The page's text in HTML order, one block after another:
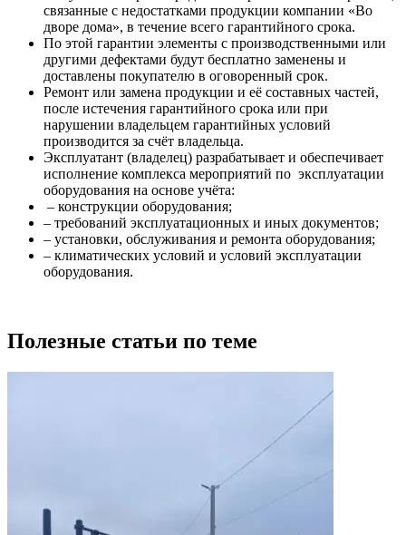
связанные с недостатками продукции компании «Во
дворе дома», в течение всего гарантийного срока.
По этой гарантии элементы с производственными или
другими дефектами будут бесплатно заменены и
доставлены покупателю в оговоренный срок.
Ремонт или замена продукции и её составных частей,
после истечения гарантийного срока или при
нарушении владельцем гарантийных условий
производится за счёт владельца.
Эксплуатант (владелец) разрабатывает и обеспечивает
исполнение комплекса мероприятий по эксплуатации
оборудования на основе учёта:
– конструкции оборудования;
– требований эксплуатационных и иных документов;
– установки, обслуживания и ремонта оборудования;
– климатических условий и условий эксплуатации
оборудования.
Полезные статьи по теме